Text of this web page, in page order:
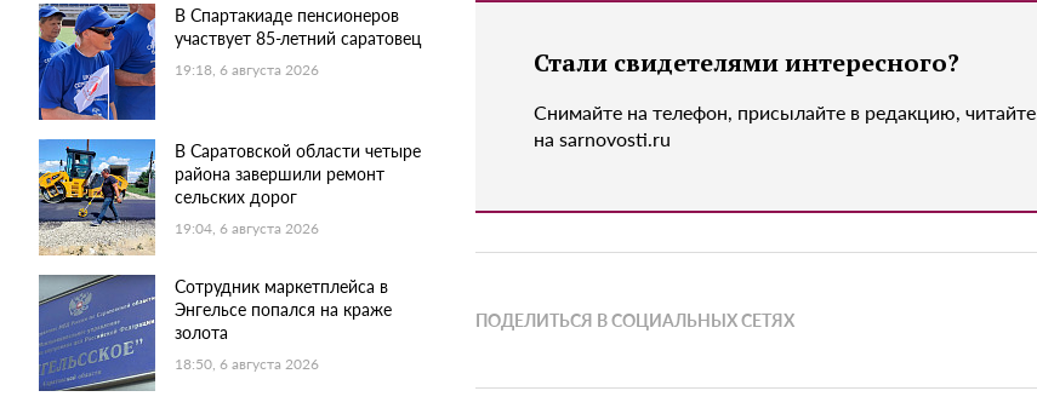
В Спартакиаде пенсионеров
участвует 85-летний саратовец
19:18, 6 августа 2026
В Саратовской области четыре
района завершили ремонт
сельских дорог
19:04, 6 августа 2026
Сотрудник маркетплейса в
Энгельсе попался на краже
золота
18:50, 6 августа 2026
Стали свидетелями интересного?
Снимайте на телефон, присылайте в редакцию, читайте
на sarnovosti.ru
ПОДЕЛИТЬСЯ В СОЦИАЛЬНЫХ СЕТЯХ